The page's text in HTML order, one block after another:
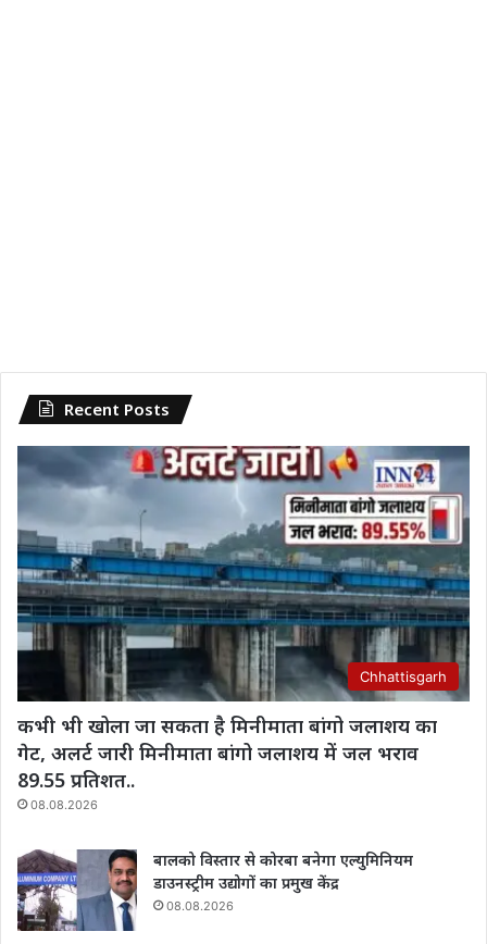
Recent Posts
Chhattisgarh
कभी भी खोला जा सकता है मिनीमाता बांगो जलाशय का
गेट, अलर्ट जारी मिनीमाता बांगो जलाशय में जल भराव
89.55 प्रतिशत..
08.08.2026
बालको विस्तार से कोरबा बनेगा एल्युमिनियम
डाउनस्ट्रीम उद्योगों का प्रमुख केंद्र
08.08.2026